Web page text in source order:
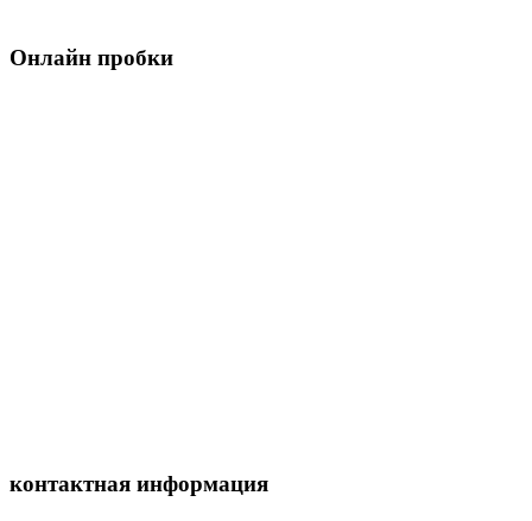
Онлайн пробки
контактная информация